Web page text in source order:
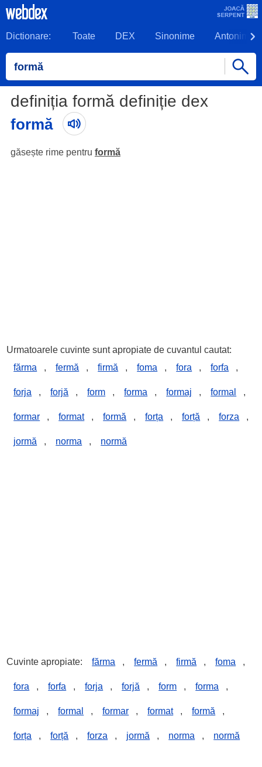
Dictionare: Toate DEX Sinonime Antonime
definiția formă definiție dex
formă
găsește rime pentru formă
Urmatoarele cuvinte sunt apropiate de cuvantul cautat:
fărma
, fermă , firmă , foma , fora , forfa ,
forja , forjă , form , forma , formaj , formal ,
formar , format , formă , forța , forță , forza ,
jormă , norma , normă
Cuvinte apropiate: fărma , fermă , firmă , foma ,
fora , forfa , forja , forjă , form , forma ,
formaj , formal , formar , format , formă ,
forța , forță , forza , jormă , norma , normă